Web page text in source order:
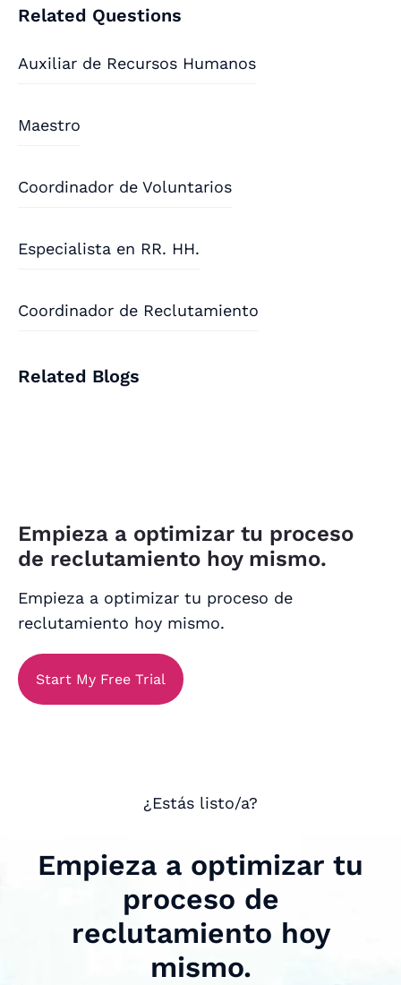
Related Questions
Auxiliar de Recursos Humanos
Maestro
Coordinador de Voluntarios
Especialista en RR. HH.
Coordinador de Reclutamiento
Related Blogs
Empieza a optimizar tu proceso
de reclutamiento hoy mismo.
Empieza a optimizar tu proceso de
reclutamiento hoy mismo.
Start My Free Trial
¿Estás listo/a?
Empieza a optimizar tu
proceso de
reclutamiento hoy
mismo.